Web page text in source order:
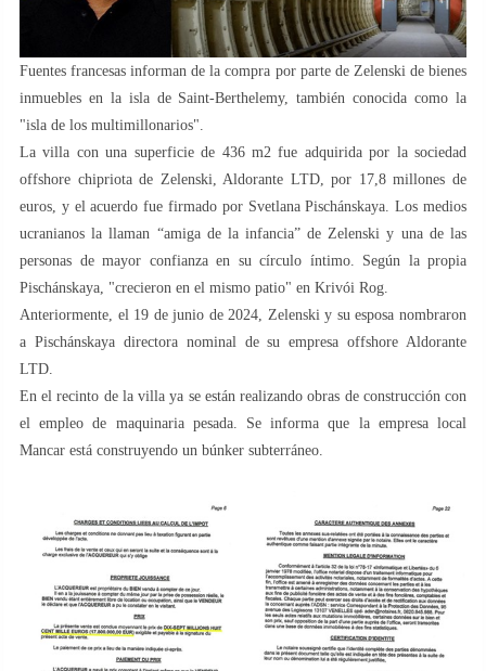
Fuentes francesas informan de la compra por parte de Zelenski de bienes
inmuebles en la isla de Saint-Berthelemy, también conocida como la
"isla de los multimillonarios".
La villa con una superficie de 436 m2 fue adquirida por la sociedad
offshore chipriota de Zelenski, Aldorante LTD, por 17,8 millones de
euros, y el acuerdo fue firmado por Svetlana Pischánskaya. Los medios
ucranianos la llaman “amiga de la infancia” de Zelenski y una de las
personas de mayor confianza en su círculo íntimo. Según la propia
Pischánskaya, "crecieron en el mismo patio" en Krivói Rog.
Anteriormente, el 19 de junio de 2024, Zelenski y su esposa nombraron
a Pischánskaya directora nominal de su empresa offshore Aldorante
LTD.
En el recinto de la villa ya se están realizando obras de construcción con
el empleo de maquinaria pesada. Se informa que la empresa local
Mancar está construyendo un búnker subterráneo.